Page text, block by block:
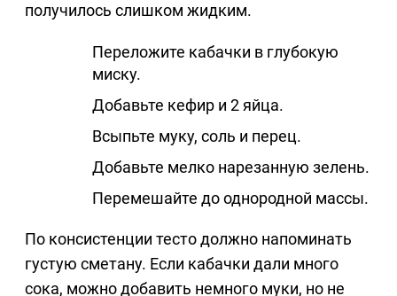
получилось слишком жидким.
Переложите кабачки в глубокую
миску.
Добавьте кефир и 2 яйца.
Всыпьте муку, соль и перец.
Добавьте мелко нарезанную зелень.
Перемешайте до однородной массы.
По консистенции тесто должно напоминать
густую сметану. Если кабачки дали много
сока, можно добавить немного муки, но не